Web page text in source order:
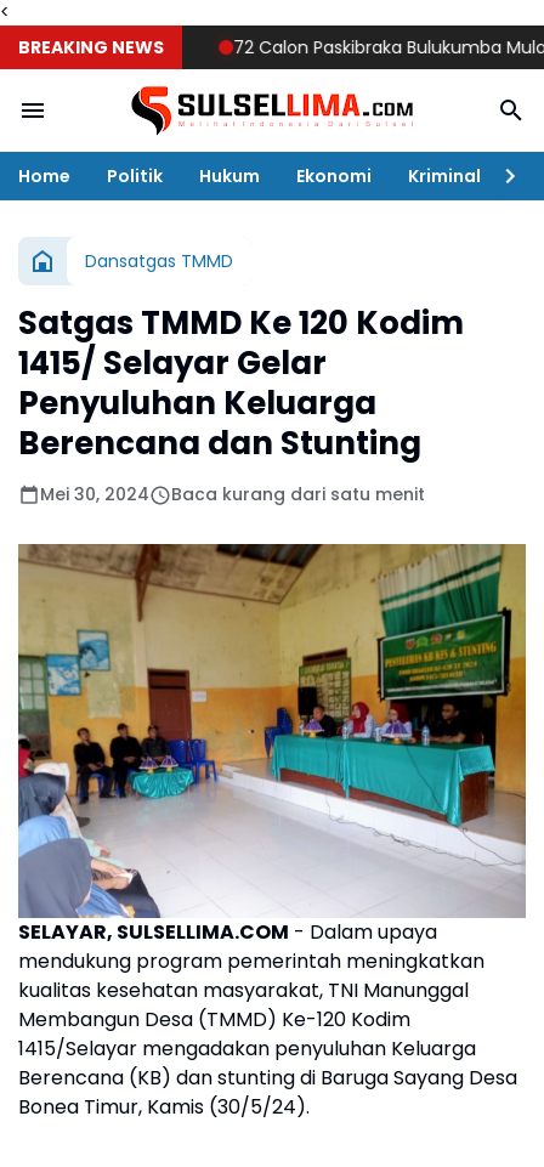
<
BREAKING NEWS
72 Calon Paskibraka Bulukumba Mulai
Home Politik Hukum Ekonomi Kriminal
Dansatgas TMMD
Satgas TMMD Ke 120 Kodim
1415/ Selayar Gelar
Penyuluhan Keluarga
Berencana dan Stunting
Mei 30, 2024 Baca kurang dari satu menit
SELAYAR, SULSELLIMA.COM - Dalam upaya
mendukung program pemerintah meningkatkan
kualitas kesehatan masyarakat, TNI Manunggal
Membangun Desa (TMMD) Ke-120 Kodim
1415/Selayar mengadakan penyuluhan Keluarga
Berencana (KB) dan stunting di Baruga Sayang Desa
Bonea Timur, Kamis (30/5/24).